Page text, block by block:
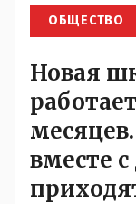
ОБЩЕСТВО
Новая
вместе